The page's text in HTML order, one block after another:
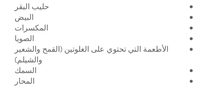
حليب البقر
البيض
المكسرات
الصويا
الأطعمة التي تحتوي على الغلوتين (القمح والشعير
والشيلم)
السمك
المحار